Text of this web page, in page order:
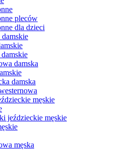
pleców
dla dzieci
damskie
damska
damska
męskie
jeździeckie męskie
męska